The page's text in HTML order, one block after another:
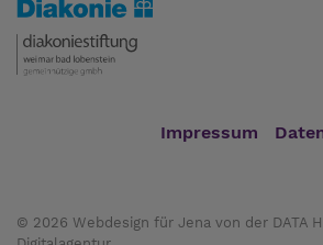
Impressum
© 2026 Webdesign für Jena von der DATA